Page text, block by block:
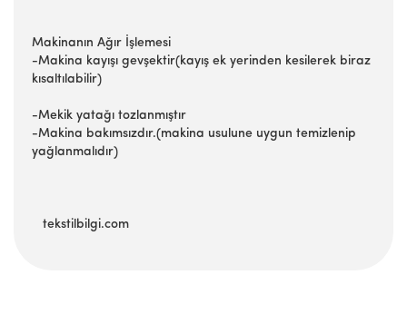
Makinanın Ağır İşlemesi
-Makina kayışı gevşektir(kayış ek yerinden kesilerek biraz
kısaltılabilir)
-Mekik yatağı tozlanmıştır
-Makina bakımsızdır.(makina usulune uygun temizlenip
yağlanmalıdır)
tekstilbilgi.com